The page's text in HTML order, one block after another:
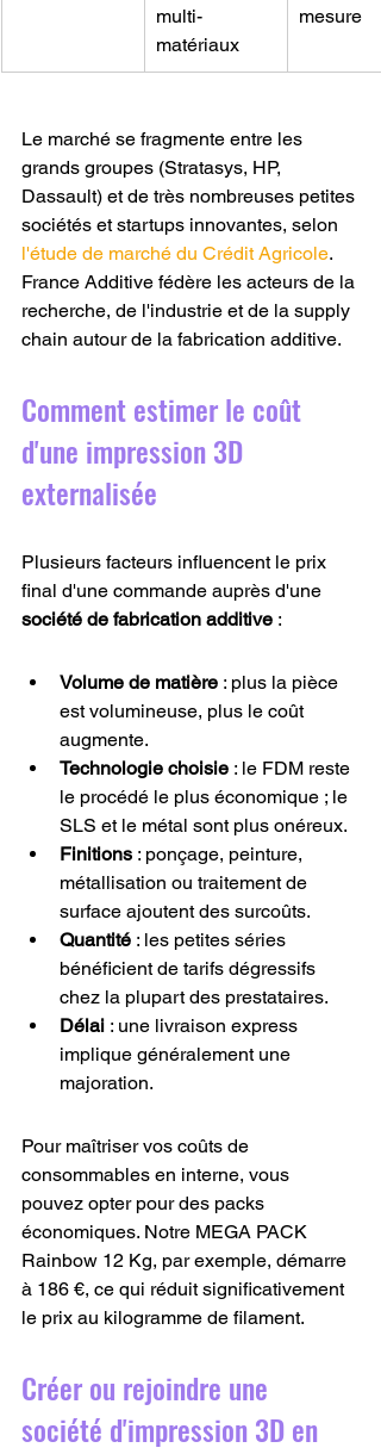
multi-
matériaux
mesure
Le marché se fragmente entre les
grands groupes (Stratasys, HP,
Dassault) et de très nombreuses petites
sociétés et startups innovantes, selon
l'étude de marché du Crédit Agricole.
France Additive fédère les acteurs de la
recherche, de l'industrie et de la supply
chain autour de la fabrication additive.
Comment estimer le coût
d'une impression 3D
externalisée
Plusieurs facteurs influencent le prix
final d'une commande auprès d'une
société de fabrication additive :
Volume de matière : plus la pièce
est volumineuse, plus le coût
augmente.
Technologie choisie : le FDM reste
le procédé le plus économique ; le
SLS et le métal sont plus onéreux.
Finitions : ponçage, peinture,
métallisation ou traitement de
surface ajoutent des surcoûts.
Quantité : les petites séries
bénéficient de tarifs dégressifs
chez la plupart des prestataires.
Délai : une livraison express
implique généralement une
majoration.
Pour maîtriser vos coûts de
consommables en interne, vous
pouvez opter pour des packs
économiques. Notre MEGA PACK
Rainbow 12 Kg, par exemple, démarre
à 186 €, ce qui réduit significativement
le prix au kilogramme de filament.
Créer ou rejoindre une
société d'impression 3D en